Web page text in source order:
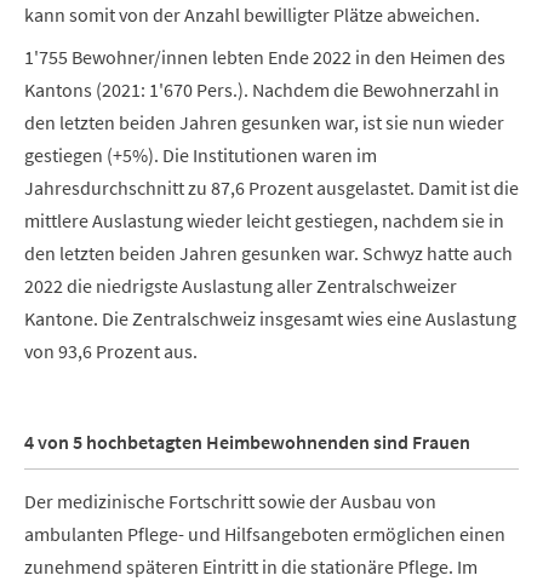
kann somit von der Anzahl bewilligter Plätze abweichen.
1'755 Bewohner/innen lebten Ende 2022 in den Heimen des
Kantons (2021: 1'670 Pers.). Nachdem die Bewohnerzahl in
den letzten beiden Jahren gesunken war, ist sie nun wieder
gestiegen (+5%). Die Institutionen waren im
Jahresdurchschnitt zu 87,6 Prozent ausgelastet. Damit ist die
mittlere Auslastung wieder leicht gestiegen, nachdem sie in
den letzten beiden Jahren gesunken war. Schwyz hatte auch
2022 die niedrigste Auslastung aller Zentralschweizer
Kantone. Die Zentralschweiz insgesamt wies eine Auslastung
von 93,6 Prozent aus.
4 von 5 hochbetagten Heimbewohnenden sind Frauen
Der medizinische Fortschritt sowie der Ausbau von
ambulanten Pflege- und Hilfsangeboten ermöglichen einen
zunehmend späteren Eintritt in die stationäre Pflege. Im